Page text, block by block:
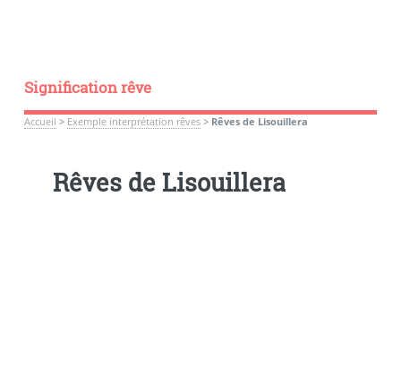
Signification rêve
Accueil > Exemple interprétation rêves> Rêves de Lisouillera
Rêves de Lisouillera